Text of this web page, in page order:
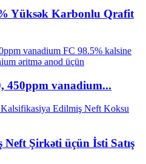
Yüksək Karbonlu Qrafit
450ppm vanadium...
Şirkəti üçün İsti Satış